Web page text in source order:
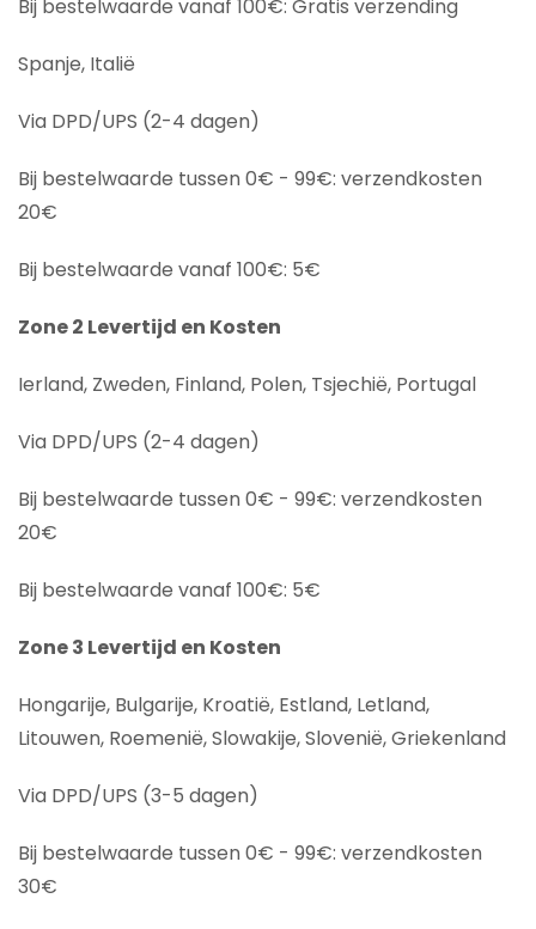
Bij bestelwaarde vanaf 100€: Gratis verzending
Spanje, Italië
Via DPD/UPS (2-4 dagen)
Bij bestelwaarde tussen 0€ - 99€: verzendkosten
20€
Bij bestelwaarde vanaf 100€: 5€
Zone 2 Levertijd en Kosten
Ierland, Zweden, Finland, Polen, Tsjechië, Portugal
Via DPD/UPS (2-4 dagen)
Bij bestelwaarde tussen 0€ - 99€: verzendkosten
20€
Bij bestelwaarde vanaf 100€: 5€
Zone 3 Levertijd en Kosten
Hongarije, Bulgarije, Kroatië, Estland, Letland,
Litouwen, Roemenië, Slowakije, Slovenië, Griekenland
Via DPD/UPS (3-5 dagen)
Bij bestelwaarde tussen 0€ - 99€: verzendkosten
30€